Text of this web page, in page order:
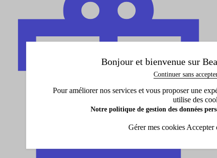
Bonjour et bienvenue sur
Continuer sans
Pour améliorer nos services et vous proposer une
utilise des
Notre politique de gestion des données
Gérer mes cookies Accepter